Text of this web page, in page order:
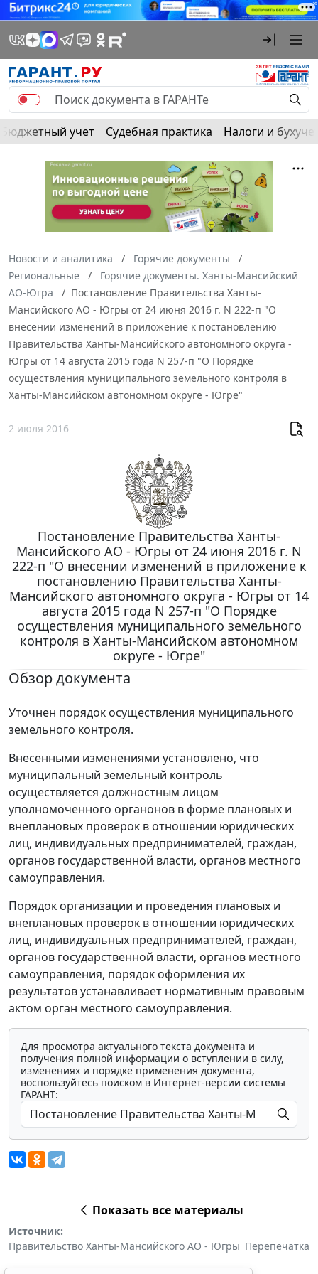
Бюджетный учет Судебная практика Налоги и
Новости и аналитика
Горячие документы
Региональные
Горячие документы. Ханты-Мансийский
АО-Югра
Постановление Правительства Ханты-
Мансийского АО - Югры от 24 июня 2016 г. N 222-п "О
внесении изменений в приложение к постановлению
Правительства Ханты-Мансийского автономного округа -
Югры от 14 августа 2015 года N 257-п "О Порядке
осуществления муниципального земельного контроля в
Ханты-Мансийском автономном округе - Югре"
2 июля 2016
Постановление Правительства Ханты-
Мансийского АО - Югры от 24 июня 2016 г. N
222-п "О внесении изменений в приложение к
постановлению Правительства Ханты-
Мансийского автономного округа - Югры от 14
августа 2015 года N 257-п "О Порядке
осуществления муниципального земельного
контроля в Ханты-Мансийском автономном
округе - Югре"
Обзор документа
Уточнен порядок осуществления муниципального
земельного контроля.
Внесенными изменениями установлено, что
муниципальный земельный контроль
осуществляется должностным лицом
уполномоченного органонов в форме плановых и
внеплановых проверок в отношении юридических
лиц, индивидуальных предпринимателей, граждан,
органов государственной власти, органов местного
самоуправления.
Порядок организации и проведения плановых и
внеплановых проверок в отношении юридических
лиц, индивидуальных предпринимателей, граждан,
органов государственной власти, органов местного
самоуправления, порядок оформления их
результатов устанавливает нормативным правовым
актом орган местного самоуправления.
Для просмотра актуального текста документа и
получения полной информации о вступлении в силу,
изменениях и порядке применения документа,
воспользуйтесь поиском в Интернет-версии системы
ГАРАНТ:
Показать все материалы
Источник:
Правительство Ханты-Мансийского АО - Югры Перепечатка